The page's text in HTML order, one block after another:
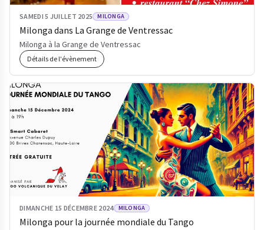
SAMEDI 5 JUILLET 2025 MILONGA
Milonga dans La Grange de Ventressac
Milonga à la Grange de Ventressac
Détails de l'évènement
DIMANCHE 15 DÉCEMBRE 2024 MILONGA
Milonga pour la journée mondiale du Tango